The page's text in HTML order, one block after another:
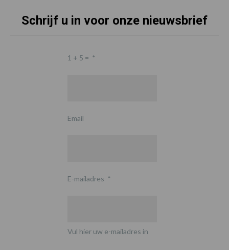
Schrijf u in voor onze nieuwsbrief
1 + 5 = *
Email
E-mailadres *
Vul hier uw e-mailadres in